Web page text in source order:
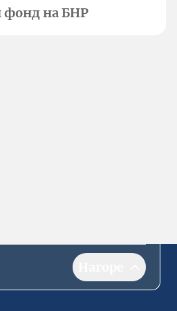
фонд на БНР